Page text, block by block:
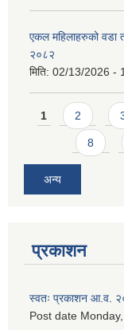
एकल महिलाहरुको वडा
२०८२
मिति: 02/13/2026 -
Pages
1 2
8
अन्य
प्रकाशन
स्वतः प्रकाशन आ.व.
Post date